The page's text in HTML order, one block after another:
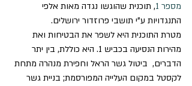
מספר 1 , תוכנית שהוגשו נגדה מאות אלפי
התנגדויות ע”י תושבי פרוזדור ירושלים.
מטרת התוכנית היא לשפר את הבטיחות ואת
מהירות הנסיעה בכביש 1. היא כוללת, בין יתר
הדברים,  ביטול גשר הראל וחפירת מנהרה מתחת
לקסטל במקום העלייה המפורסמת; בניית גשר